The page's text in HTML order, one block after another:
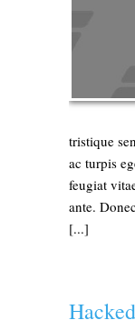
tristique
ac turpis
feugiat
ante.
[...]